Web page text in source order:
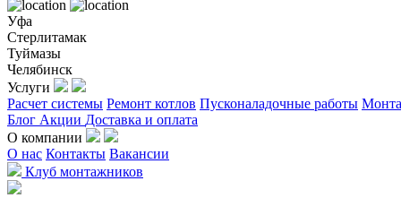
Уфа
Стерлитамак
Туймазы
Челябинск
Услуги
Расчет системы Ремонт котлов Пусконаладочные работы
Блог Акции Доставка и оплата
О компании
О нас Контакты Вакансии
Клуб монтажников